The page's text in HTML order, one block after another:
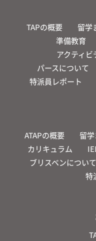
TAPの概要 留学
準備教育
アクティビ
パースについて
特派員レポート
ATAPの概要 留
カリキュラム
ブリスベンについて
特